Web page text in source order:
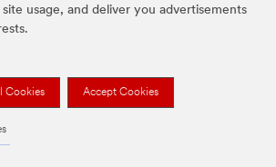
usage, and deliver you advertisements
Cookies Accept Cookies